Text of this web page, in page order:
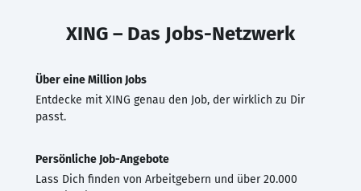
XING – Das Jobs-Netzwerk
Über eine Million Jobs
Entdecke mit XING genau den Job, der wirklich zu Dir
passt.
Persönliche Job-Angebote
Lass Dich finden von Arbeitgebern und über 20.000